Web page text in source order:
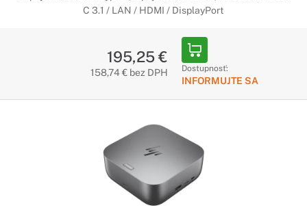
C 3.1 / LAN / HDMI / DisplayPort
195,25 €
158,74 € bez DPH Dostupnosť:
INFORMUJTE SA